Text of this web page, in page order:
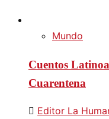
Mundo
Cuentos
Cuarentena
Editor La